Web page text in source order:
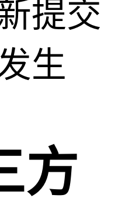
提交
生
方